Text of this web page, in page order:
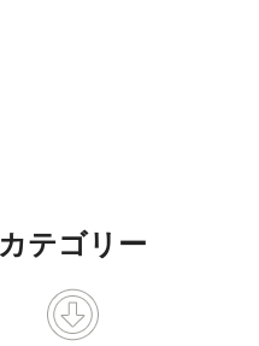
カテゴリー